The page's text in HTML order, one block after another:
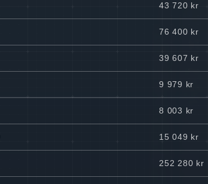
43 720 kr
76 400 kr
39 607 kr
9 979 kr
8 003 kr
15 049 kr
252 280 kr